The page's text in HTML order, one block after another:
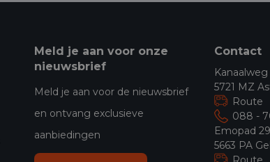
Meld je aan voor onze
nieuwsbrief
Meld je aan voor de nieuwsbrief
en ontvang exclusieve
aanbiedingen
Contact
5721 MZ
Route
088 -
Emopad
5663 PA